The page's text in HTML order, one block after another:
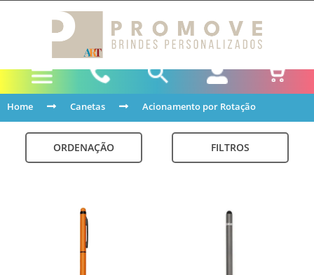
Home Canetas Acionamento por Rotação
ORDENAÇÃO FILTROS